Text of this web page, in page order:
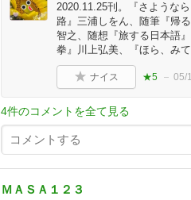
2020.11.25刊。『さような
路』三浦しをん、随筆『帰
智之、随想『旅する日本語
拳』川上弘美、『ほら、みて
ナイス ★5 05/
4件のコメントを全て見る
ＭＡＳＡ１２３